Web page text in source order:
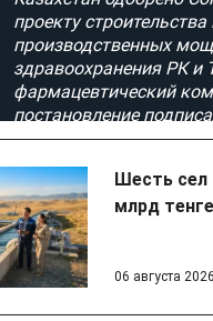
Шесть сел
млрд тенге
06 августа